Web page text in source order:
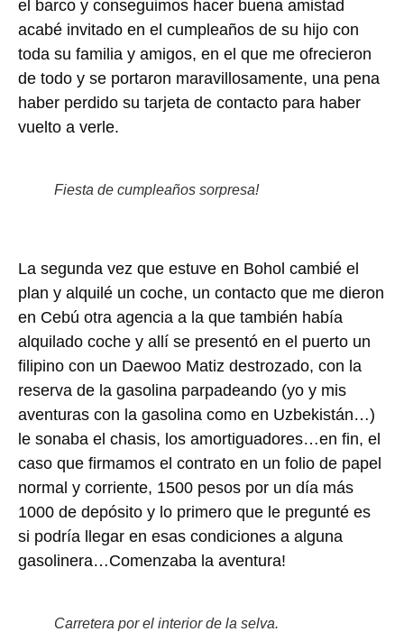
el barco y conseguimos hacer buena amistad
acabé invitado en el cumpleaños de su hijo con
toda su familia y amigos, en el que me ofrecieron
de todo y se portaron maravillosamente, una pena
haber perdido su tarjeta de contacto para haber
vuelto a verle.
Fiesta de cumpleaños sorpresa!
La segunda vez que estuve en Bohol cambié el
plan y alquilé un coche, un contacto que me dieron
en Cebú otra agencia a la que también había
alquilado coche y allí se presentó en el puerto un
filipino con un Daewoo Matiz destrozado, con la
reserva de la gasolina parpadeando (yo y mis
aventuras con la gasolina como en Uzbekistán…)
le sonaba el chasis, los amortiguadores…en fin, el
caso que firmamos el contrato en un folio de papel
normal y corriente, 1500 pesos por un día más
1000 de depósito y lo primero que le pregunté es
si podría llegar en esas condiciones a alguna
gasolinera…Comenzaba la aventura!
Carretera por el interior de la selva.